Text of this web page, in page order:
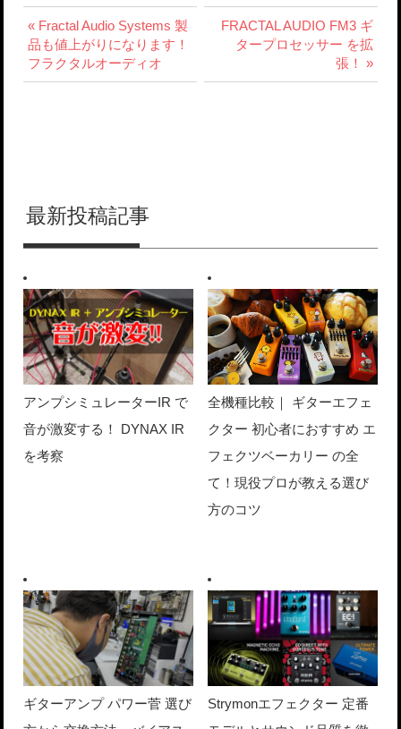
« Fractal Audio Systems 製
品も値上がりになります！
フラクタルオーディオ
FRACTAL AUDIO FM3 ギ
タープロセッサー を拡
張！ »
最新投稿記事
アンプシミュレーターIR で
音が激変する！ DYNAX IR
を考察
全機種比較｜ ギターエフェ
クター 初心者におすすめ エ
フェクツベーカリー の全
て！現役プロが教える選び
方のコツ
ギターアンプ パワー菅 選び
Strymonエフェクター 定番